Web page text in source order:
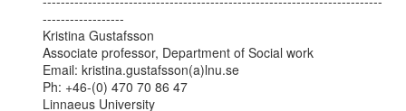
------------------
Kristina Gustafsson
Associate professor, Department of Social work
Email: kristina.gustafsson(a)lnu.se
Ph: +46-(0) 470 70 86 47
Linnaeus University